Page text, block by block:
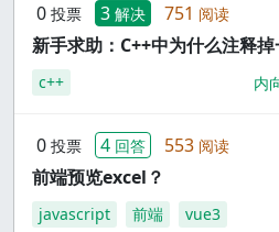
0 投票 3 解决 751 阅读
新手求助：C++中为什么注释
c++ 内
0 投票 4 回答 553 阅读
前端预览excel？
javascript 前端 vue3